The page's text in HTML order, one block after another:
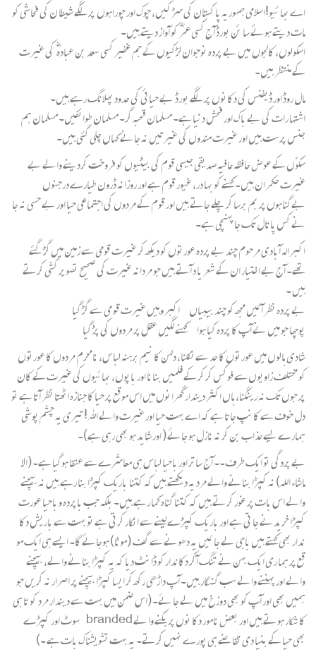
اے بھا ئیو!اسلامی جمہوریہ پا کستان کی سڑکیں، چوک اور چوراہوں پر لگے شیطا ن کی فحاشی کو
مات دیتے ہوئے سا ئن بورڈ آج کسی عمرؓ کو آواز دیتے ہیں۔
اسکولوں، کالجوں میں بے پردہ نوجوان لڑکیوں کے جم غفیر کسی سعد بن عبادہ ؓ کی غیرت
کے منتظر ہیں۔
مال روڈ اور ڈیفنس کی دکانوں پر لگے بورڈ بے حیائی کی حدود پھلانگ رہے ہیں۔
اشتہا رات کی بے باک اور فحش دنیا ہے۔ مسلمان قحبہ گر۔ مسلمان طوائفیں۔ مسلمان ہم
جنس پرست ہیں اور غیرت مندوں کی غیرتیں نہ جانے کہاں چلی گئی ہیں۔
سکوّں کے عوض حافظہ عافیہ صدیقی جیسی قوم کی بیٹیوں کو فروخت کردینے والے بے
غیرت حکمران ہیں۔ کہنے کو بہا در، غیور قوم ہے اور روزانہ ڈرون طیارے درجنوں
بےگناہوں پر بم برسا کر چلے جاتے ہیں اور قوم کے مردوں کی اجتماعی حیا اور بے حسی نہ جا
نے کس پاتال تک جا پہنچی ہے۔
اکبر الہ آبادی مرحوم چند بے پردہ عورتوں کو دیکھ کر غیرت قومی سے زمین میں گڑ گئے
تھے۔ آج بے اختیار ان کے شعر یا د آتے ہیں جو مردانہ غیرت کی صحیح تصویر کشی کرتے
ہیں ۔
بے پردہ نظر آئیں مجھ کو چند بیبیاں اکبر وہیں غیرت قو می سے گڑ گیا
پوچھا جو میں نے آپ کا پردہ کیا ہوا کہنے لگیں عقل پر مردوں کی پڑ گیا
شادی ہالوں میں عورتوں کا حد سے نکلنا، دلہن کا نیم برہنہ لباس، نامحرم مردوں کا عورتوں
کو مختلف زاویوں سے فوکس کر کر کے فلمیں بنانا اور باپوں، بھائیوں کی غیرت کے کان
پر جوں تک نہ رینگنا، ہاں اکثر دیندار گھرانوں میں اس موقع پر حیا کا جنازہ اٹھتا نظر آتا ہے تو
دل خوف سے کانپ جاتا ہے کہ اے بہت حیا اور غیرت والے اﷲ! تیری یہ چشم پوشی
ہمارے لیے عذاب بن کر نہ نازل ہو جائے ( اور شاید ہو بھی رہی ہے)۔
بے پردگی تو ایک طرف۔۔ آج ساتر اور باحیا لباس ہی معاشرے سے عنقا ہوگیا ہے۔ (الا
ماشاء اللہ) نہ کپڑا بنانے والے مرد یہ دیکھتے ہیں کہ کتنا باریک کپڑا بنا رہے ہیں نہ بیچنے
والے اس بات پر غور کرتے ہیں کہ کتنا گناہ کما رہے ہیں۔ بلکہ جب باپردہ و باحیا عورت
کپڑا خریدنے جا تی ہے اور باریک کپڑے لینے سے انکار کرتی ہے تو بہت سے باریش دکا
ندار بھی کہتے ہیں باجی لے جا ئیں یہ دھونے سے گف (موٹا) ہوجائے گا۔ ایسے ہی ایک مو
قع پر ہما ری ایک بہن نے تنگ آکر دکاندار کو ڈانٹ دیا کہ یہ کپڑا بنانے والے، بیچنے
والے اور پہننے والے سب گنہگار ہیں۔ آپ داڑھی رکھ کر ایسا کپڑا بیچنے پر اصرار نہ کریں جو
ہمیں بھی اور آپ کو بھی دوزخ میں لے جا ئے۔ (اس ضمن میں بہت سے دیندار مرد کو تا ہی
کا شکار ہوتے ہیں اور بعض نامور دکا نوں پر بکنے وا لے branded سوٹ اور کپڑے
بھی حیا کے بنیا دی تقا ضے ہی پورے نہیں کرتے۔ یہ بہت تشویشناک بات ہے ۔)